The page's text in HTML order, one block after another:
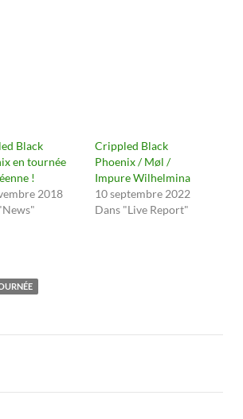
Black
en tournée
!
2018
Crippled Black
Phoenix / Møl /
Impure Wilhelmina
10 septembre 2022
Dans "Live Report"